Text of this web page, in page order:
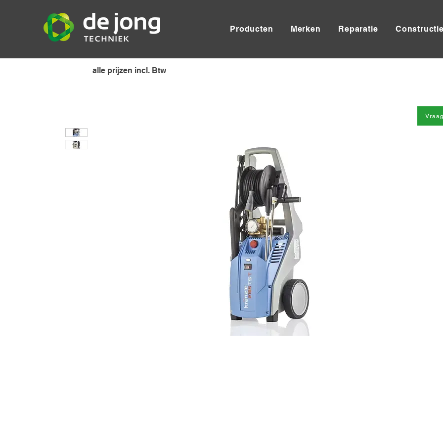
Producten Merken Reparatie Constructie
alle prijzen incl. Btw